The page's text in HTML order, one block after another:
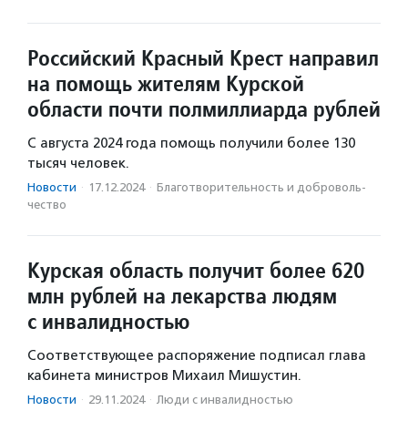
Российский Красный Крест направил
на помощь жителям Курской
области почти полмиллиарда рублей
С августа 2024 года помощь получили более 130
тысяч человек.
Новости · 17.12.2024 · Благотвори­тель­ность и доброволь­
чест­во
Курская область получит более 620
млн рублей на лекарства людям
с инвалидностью
Соответствующее распоряжение подписал глава
кабинета министров Михаил Мишустин.
Новости · 29.11.2024 · Люди с инвалидностью